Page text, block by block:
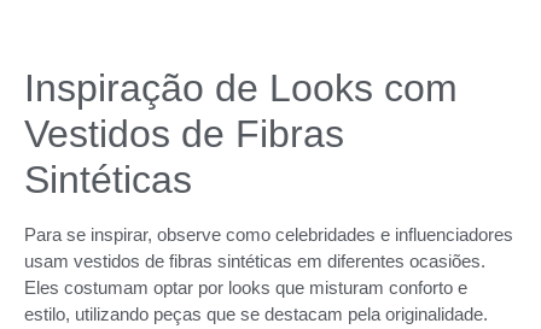
Inspiração de Looks com
Vestidos de Fibras
Sintéticas
Para se inspirar, observe como celebridades e influenciadores
usam vestidos de fibras sintéticas em diferentes ocasiões.
Eles costumam optar por looks que misturam conforto e
estilo, utilizando peças que se destacam pela originalidade.